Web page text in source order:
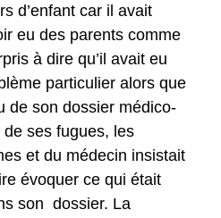
d’enfant car il avait
eu des parents comme
à dire qu’il avait eu
particulier alors que
de son dossier médico-
ses fugues, les
et du médecin insistait
évoquer ce qui était
son dossier. La